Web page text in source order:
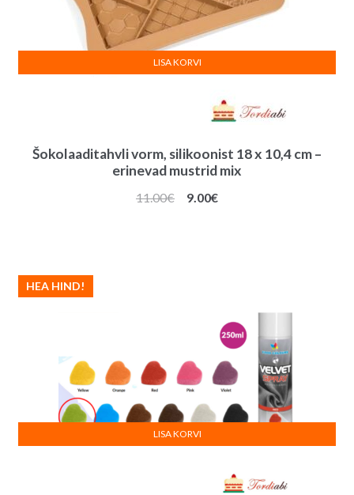
Šokolaaditahvli vorm, silikoonist 18 x 10,4 cm –
erinevad mustrid mix
11.00€
Algne
9.00€Praegune
LISA KORVI
HEA HIND!
LISA KORVI